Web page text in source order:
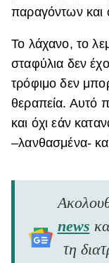
παραγόντων και
Το λάχανο, το
σταφύλια δεν
τρόφιμο δεν
θεραπεία. Αυτό
και όχι εάν
–λανθασμένα-
news
τη